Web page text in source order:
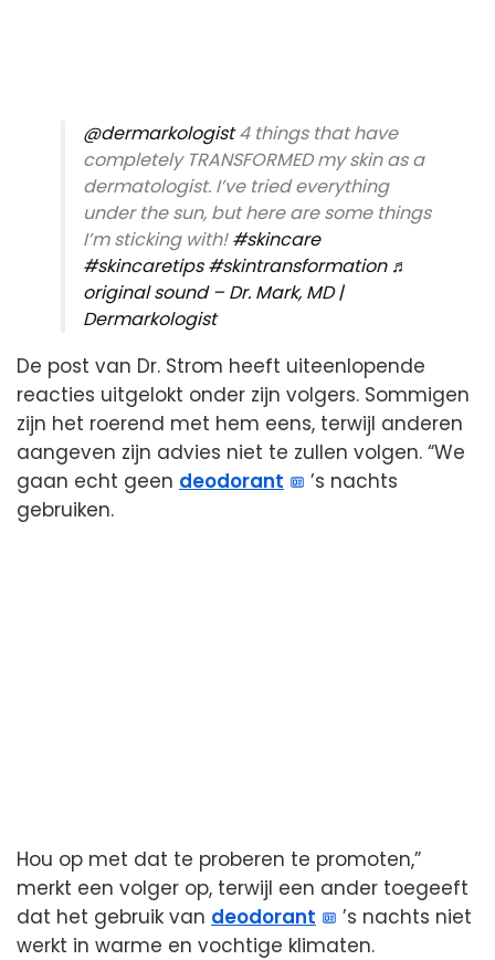
@dermarkologist4 things that have
completely TRANSFORMED my skin as a
dermatologist. I’ve tried everything
under the sun, but here are some things
I’m sticking with!#skincare
#skincaretips #skintransformation ♬
original sound – Dr. Mark, MD |
Dermarkologist
De post van Dr. Strom heeft uiteenlopende
reacties uitgelokt onder zijn volgers. Sommigen
zijn het roerend met hem eens, terwijl anderen
aangeven zijn advies niet te zullen volgen. “We
gaan echt geen deodorant
’s nachts
gebruiken.
Hou op met dat te proberen te promoten,”
merkt een volger op, terwijl een ander toegeeft
dat het gebruik van deodorant
’s nachts niet
werkt in warme en vochtige klimaten.